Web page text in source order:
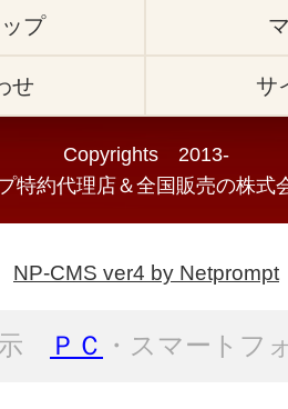
プ
せ サ
Copyrights 2013-
特約代理店＆全国販売の株式
NP-CMS ver4 by Netprompt
ＰＣ ・スマートフ